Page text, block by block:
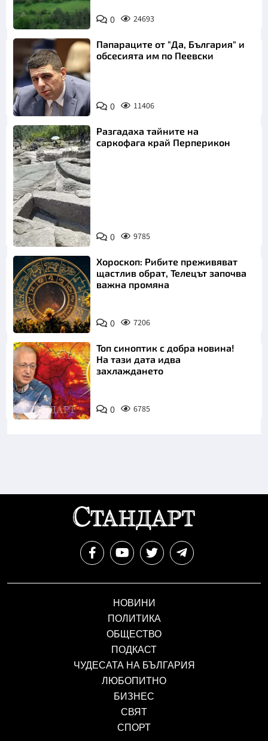
0 24693
Папараците от "Да, България" и
обсесията им по Пеевски
0 11406
Снимка:
Bulgaria ON
AIR
Разгадаха тайните на
саркофага край Перперикон
0 9785
Хороскоп: Рибите преживяват
щастлив обрат, Телецът започва
важна промяна
0 7206
Топ синоптик с добра новина!
На тази дата идва
захлаждането
0 6785
НОВИНИ
ПОЛИТИКА
ОБЩЕСТВО
ПОДКАСТ
ЧУДЕСАТА НА БЪЛГАРИЯ
ЛЮБОПИТНО
БИЗНЕС
СВЯТ
СПОРТ